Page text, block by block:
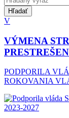
Hľadať
V
VÝMENA
PODPORILA
ROKOVANIA